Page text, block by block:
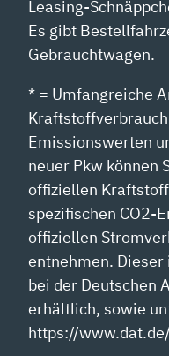
Leasing-
Es gibt
Gebrauchtwagen.
* = Umfangreiche
Emissionswerten
neuer Pkw können
offiziellen
spezifischen CO2-
offiziellen
entnehmen.
bei der Deutschen
erhältlich, sowie
https://